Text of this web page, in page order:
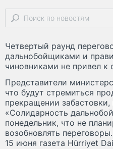
Четвертый раунд
дальнобойщиками и
чиновниками не привел к
Представители
что будут стремиться
прекращении забастовки,
«Солидарность
понедельник, что не
возобновлять
15 июня газета Hürriyet